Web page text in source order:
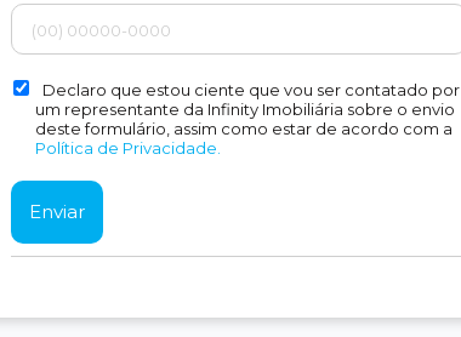
Declaro que estou ciente que vou ser contatado por
um representante da Infinity Imobiliária sobre o envio
deste formulário, assim como estar de acordo com a
Política de Privacidade.